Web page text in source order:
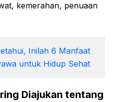
kemerahan, penuaan
Inilah 6 Manfaat
untuk Hidup Sehat
Diajukan tentang